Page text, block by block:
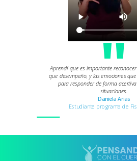
"
Aprendí que es importante
que desempeño, y las emociones
para responder de forma
situaciones.
Daniela Arias
Estudiante programa de